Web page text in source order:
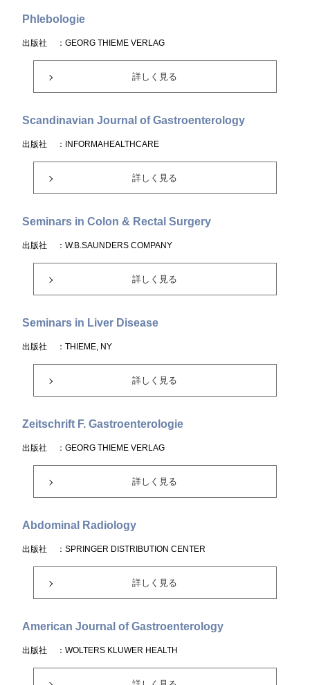
Phlebologie
出版社 ：GEORG THIEME VERLAG
詳しく見る
Scandinavian Journal of Gastroenterology
出版社 ：INFORMAHEALTHCARE
詳しく見る
Seminars in Colon & Rectal Surgery
出版社 ：W.B.SAUNDERS COMPANY
詳しく見る
Seminars in Liver Disease
出版社 ：THIEME, NY
詳しく見る
Zeitschrift F. Gastroenterologie
出版社 ：GEORG THIEME VERLAG
詳しく見る
Abdominal Radiology
出版社 ：SPRINGER DISTRIBUTION CENTER
詳しく見る
American Journal of Gastroenterology
出版社 ：WOLTERS KLUWER HEALTH